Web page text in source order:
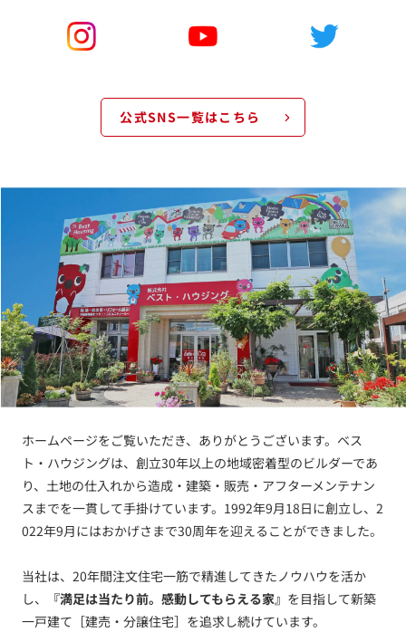
公式SNS一覧はこちら
ホームページをご覧いただき、ありがとうございます。ベス
ト・ハウジングは、創立30年以上の地域密着型のビルダーであ
り、土地の仕入れから造成・建築・販売・アフターメンテナン
スまでを一貫して手掛けています。1992年9月18日に創立し、2
022年9月にはおかげさまで30周年を迎えることができました。
当社は、20年間注文住宅一筋で精進してきたノウハウを活か
し、
『満足は当たり前。感動してもらえる家』 を目指して新築
一戸建て［建売・分譲住宅］を追求し続けています。